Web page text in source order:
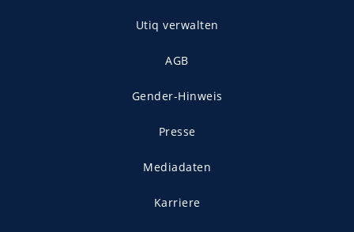
Utiq verwalten
AGB
Gender-Hinweis
Presse
Mediadaten
Karriere